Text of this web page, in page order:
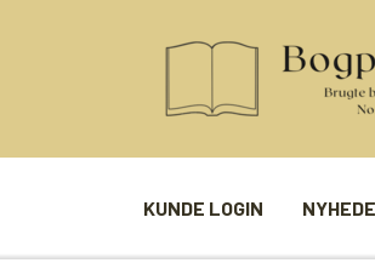
KUNDE LOGIN